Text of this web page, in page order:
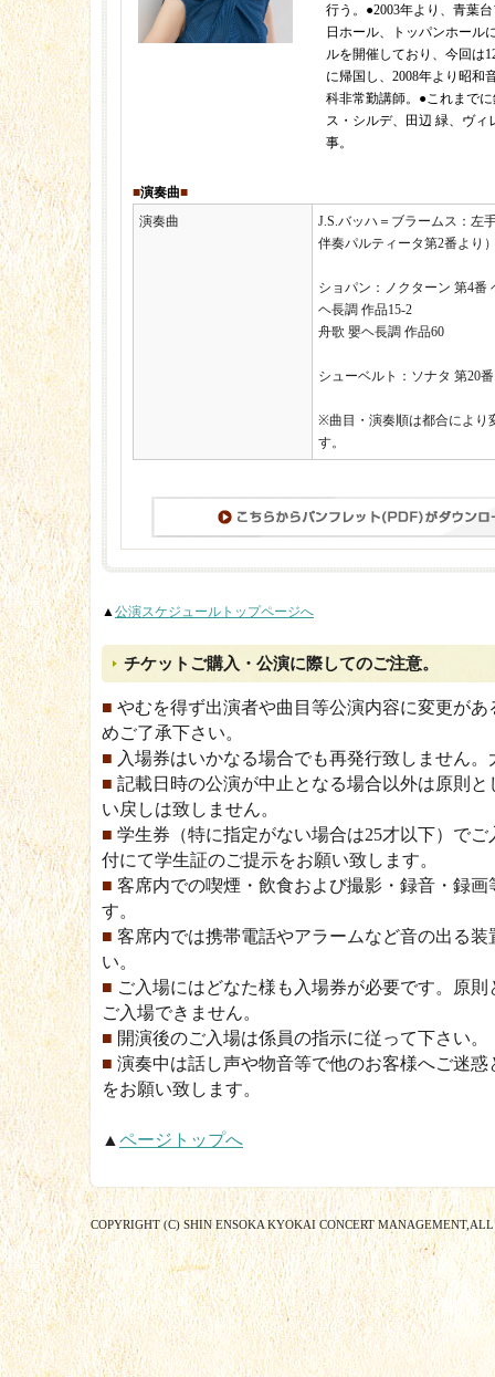
行う。●2003年より、青葉
日ホール、トッパンホール
ルを開催しており、今回は
に帰国し、2008年より昭和
科非常勤講師。●これまで
ス・シルデ、田辺 緑、ヴ
事。
■演奏曲■
演奏曲
J.S.バッハ＝ブラームス：左
伴奏パルティータ第2番より
ショパン：ノクターン 第4番
ヘ長調 作品15-2
舟歌 嬰ヘ長調 作品60
シューベルト：ソナタ 第20
※曲目・演奏順は都合により
す。
▲公演スケジュールトップページへ
チケットご購入・公演に際してのご注意。
■ やむを得ず出演者や曲目等公演内容に変更が
めご了承下さい。
■ 入場券はいかなる場合でも再発行致しません
■ 記載日時の公演が中止となる場合以外は原則
い戻しは致しません。
■ 学生券（特に指定がない場合は25才以下）で
付にて学生証のご提示をお願い致します。
■ 客席内での喫煙・飲食および撮影・録音・録
す。
■ 客席内では携帯電話やアラームなど音の出る
い。
■ ご入場にはどなた様も入場券が必要です。原
ご入場できません。
■ 開演後のご入場は係員の指示に従って下さい。
■ 演奏中は話し声や物音等で他のお客様へご迷
をお願い致します。
▲ ページトップへ
COPYRIGHT (C) SHIN ENSOKA KYOKAI CONCERT MANAGEMENT,ALL